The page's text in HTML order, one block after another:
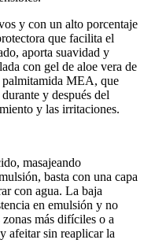
y con un alto porcentaje
que facilita el
aporta suavidad y
con gel de aloe vera de
palmitamida MEA, que
y después del
y las irritaciones.
masajeando
basta con una capa
con agua. La baja
en emulsión y no
más difíciles o a
afeitar sin reaplicar la